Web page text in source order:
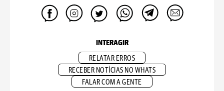
INTERAGIR
RELATAR ERROS
RECEBER NOTÍCIAS NO WHATS
FALAR COM A GENTE